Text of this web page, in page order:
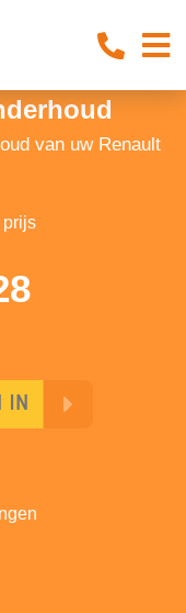
van uw Renault
prijs